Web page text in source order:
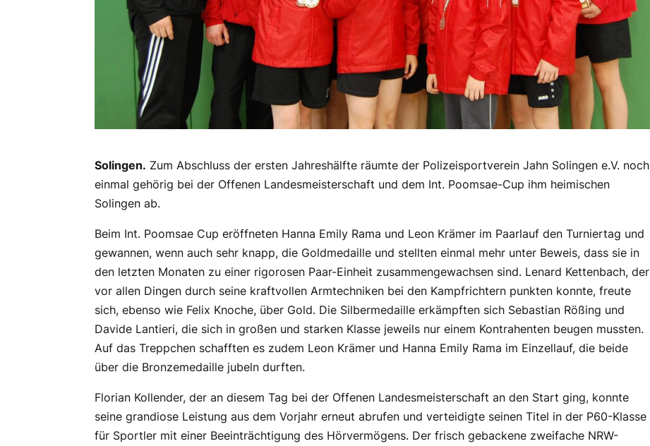
Solingen. Zum Abschluss der ersten Jahreshälfte räumte der Polizeisportverein Jahn Solingen e.V. noch
einmal gehörig bei der Offenen Landesmeisterschaft und dem Int. Poomsae-Cup ihm heimischen
Solingen ab.
Beim Int. Poomsae Cup eröffneten Hanna Emily Rama und Leon Krämer im Paarlauf den Turniertag und
gewannen, wenn auch sehr knapp, die Goldmedaille und stellten einmal mehr unter Beweis, dass sie in
den letzten Monaten zu einer rigorosen Paar-Einheit zusammengewachsen sind. Lenard Kettenbach, der
vor allen Dingen durch seine kraftvollen Armtechniken bei den Kampfrichtern punkten konnte, freute
sich, ebenso wie Felix Knoche, über Gold. Die Silbermedaille erkämpften sich Sebastian Rößing und
Davide Lantieri, die sich in großen und starken Klasse jeweils nur einem Kontrahenten beugen mussten.
Auf das Treppchen schafften es zudem Leon Krämer und Hanna Emily Rama im Einzellauf, die beide
über die Bronzemedaille jubeln durften.
Florian Kollender, der an diesem Tag bei der Offenen Landesmeisterschaft an den Start ging, konnte
seine grandiose Leistung aus dem Vorjahr erneut abrufen und verteidigte seinen Titel in der P60-Klasse
für Sportler mit einer Beeinträchtigung des Hörvermögens. Der frisch gebackene zweifache NRW-